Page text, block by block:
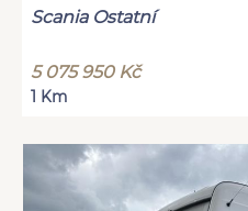
Scania Ostatní
5 075 950 Kč
1 Km